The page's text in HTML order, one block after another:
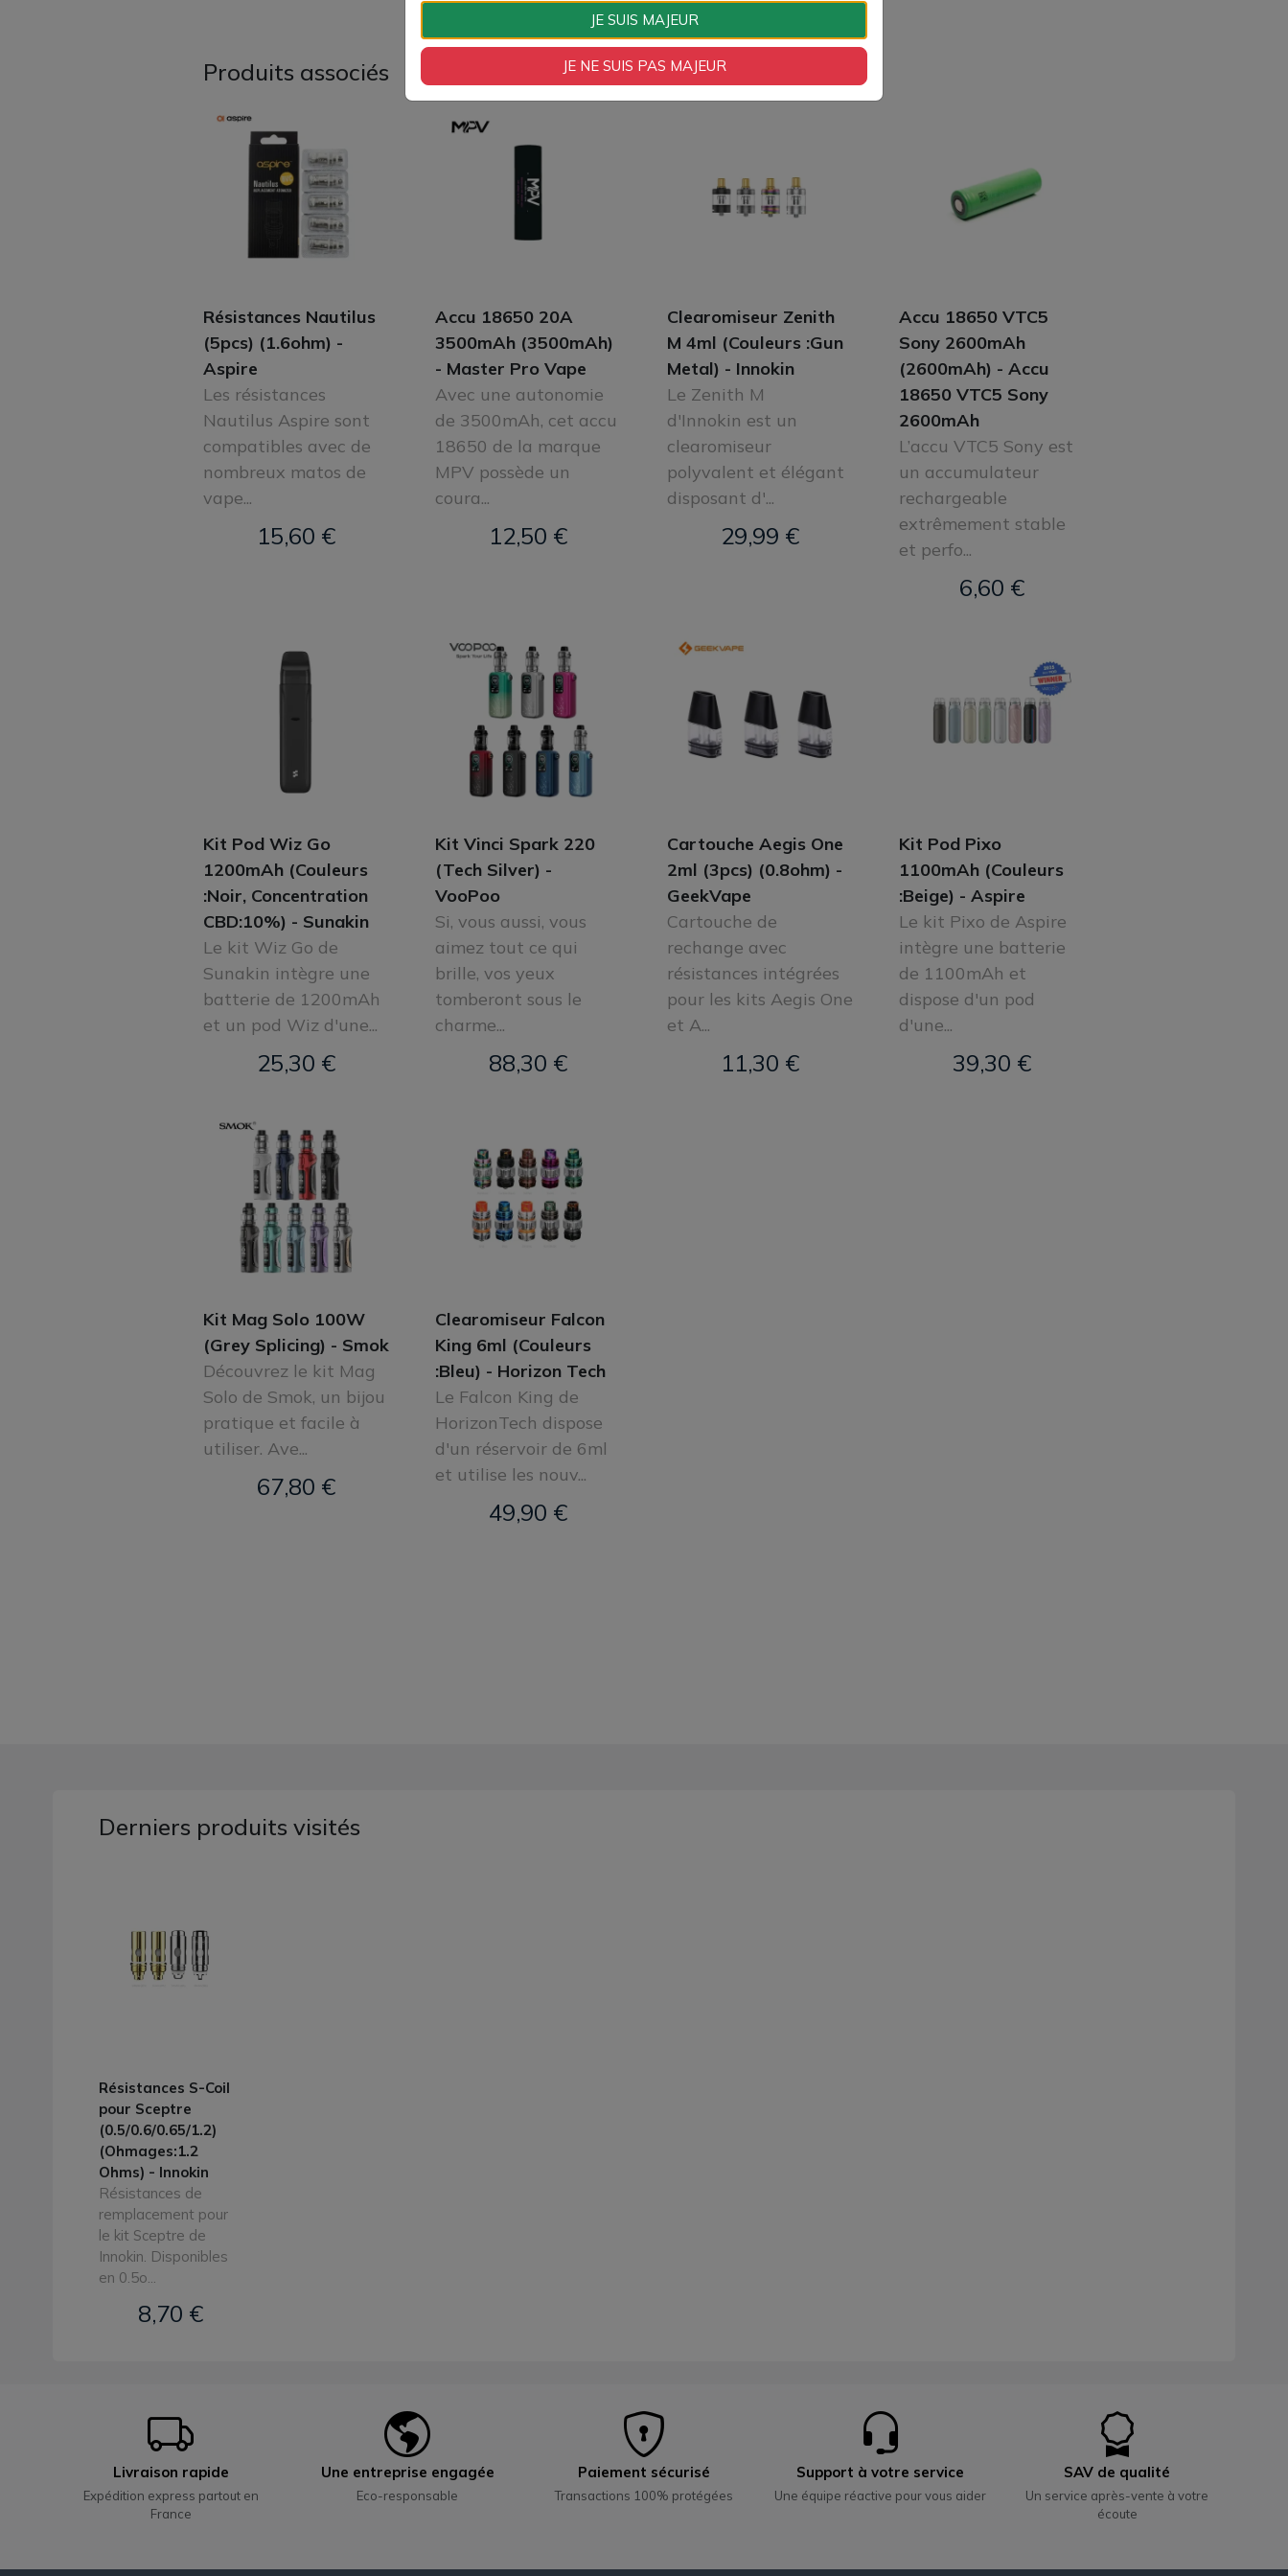
Produits associés
Résistances Nautilus
(5pcs) (1.6ohm) -
Aspire
Les résistances
Nautilus Aspire sont
compatibles avec de
nombreux matos de
vape...
15,60 €
Accu 18650 20A
3500mAh (3500mAh)
- Master Pro Vape
Avec une autonomie
de 3500mAh, cet accu
18650 de la marque
MPV possède un
coura...
12,50 €
Clearomiseur Zenith
M 4ml (Couleurs :Gun
Metal) - Innokin
Le Zenith M
d'Innokin est un
clearomiseur
polyvalent et élégant
disposant d'...
29,99 €
Accu 18650 VTC5
Sony 2600mAh
(2600mAh) - Accu
18650 VTC5 Sony
2600mAh
L’accu VTC5 Sony est
un accumulateur
rechargeable
extrêmement stable
et perfo...
6,60 €
Kit Pod Wiz Go
1200mAh (Couleurs
:Noir, Concentration
CBD:10%) - Sunakin
Le kit Wiz Go de
Sunakin intègre une
batterie de 1200mAh
et un pod Wiz d'une...
25,30 €
Kit Vinci Spark 220
(Tech Silver) -
VooPoo
Si, vous aussi, vous
aimez tout ce qui
brille, vos yeux
tomberont sous le
charme...
88,30 €
Cartouche Aegis One
2ml (3pcs) (0.8ohm) -
GeekVape
Cartouche de
rechange avec
résistances intégrées
pour les kits Aegis One
et A...
11,30 €
Kit Pod Pixo
1100mAh (Couleurs
:Beige) - Aspire
Le kit Pixo de Aspire
intègre une batterie
de 1100mAh et
dispose d'un pod
d'une...
39,30 €
Kit Mag Solo 100W
(Grey Splicing) - Smok
Découvrez le kit Mag
Solo de Smok, un bijou
pratique et facile à
utiliser. Ave...
67,80 €
Clearomiseur Falcon
King 6ml (Couleurs
:Bleu) - Horizon Tech
Le Falcon King de
HorizonTech dispose
d'un réservoir de 6ml
et utilise les nouv...
49,90 €
Derniers produits visités
Résistances S-Coil
pour Sceptre
(0.5/0.6/0.65/1.2)
(Ohmages:1.2
Ohms) - Innokin
Résistances de
remplacement pour
le kit Sceptre de
Innokin. Disponibles
en 0.5o...
8,70 €
Livraison rapide
Expédition express partout en
France
Une entreprise engagée
Eco-responsable
Paiement sécurisé
Transactions 100% protégées
Support à votre service
Une équipe réactive pour vous aider
SAV de qualité
Un service après-vente à votre
écoute
JE SUIS MAJEUR
JE NE SUIS PAS MAJEUR